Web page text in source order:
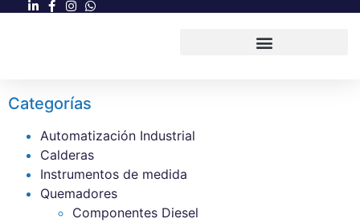
Categorías
Automatización Industrial
Calderas
Instrumentos de medida
Quemadores
Componentes Diesel